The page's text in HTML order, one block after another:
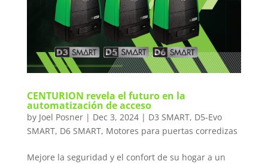
CENTURION revela el futuro en la
automatización de acceso
by Joel Posner| Dec 3, 2024| D3 SMART, D5-Evo
SMART, D6 SMART, Motores para puertas corredizas
Mejore la seguridad y el confort de su hogar a un